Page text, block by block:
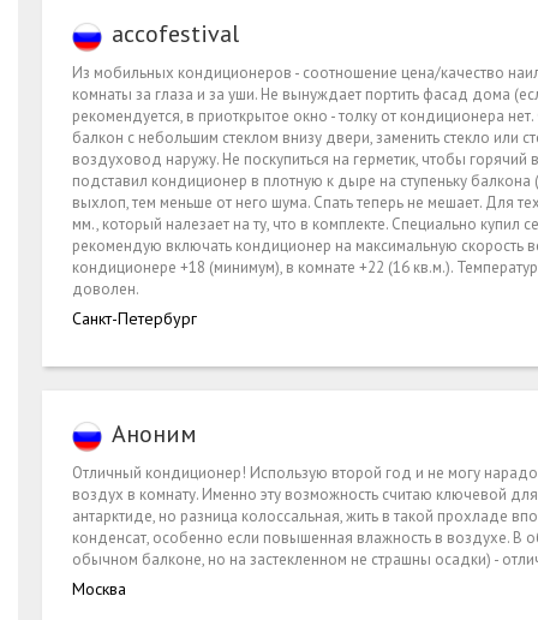
accofestival
Из мобильных кондиционеров - соотношение цена/качество
комнаты за глаза и за уши. Не вынуждает портить фасад дома
рекомендуется, в приоткрытое окно - толку от кондиционера
балкон с небольшим стеклом внизу двери, заменить стекло или
воздуховод наружу. Не поскупиться на герметик, чтобы
подставил кондиционер в плотную к дыре на ступеньку
выхлоп, тем меньше от него шума. Спать теперь не мешает. Для
мм., который налезает на ту, что в комплекте. Специально
рекомендую включать кондиционер на максимальную скорость
кондиционере +18 (минимум), в комнате +22 (16 кв.м.).
доволен.
Санкт-Петербург
Аноним
Отличный кондиционер! Использую второй год и не могу
воздух в комнату. Именно эту возможность считаю ключевой
антарктиде, но разница колоссальная, жить в такой прохладе
конденсат, особенно если повышенная влажность в воздухе.
обычном балконе, но на застекленном не страшны осадки) -
Москва